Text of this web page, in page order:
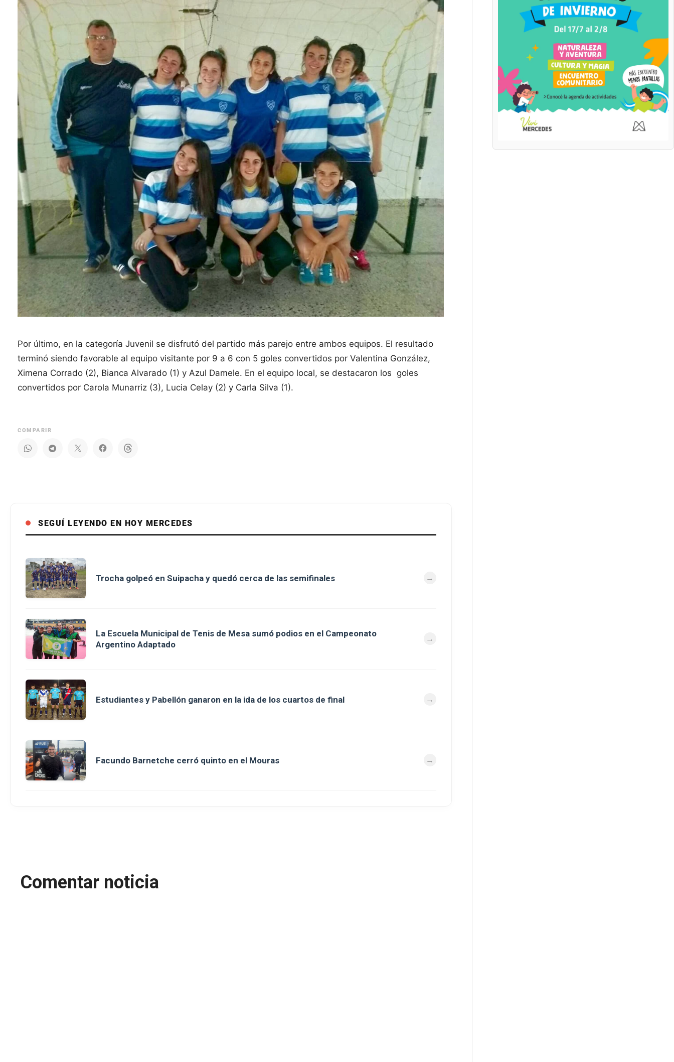
Por último, en la categoría Juvenil se disfrutó del partido más parejo entre ambos equipos. El resultado
terminó siendo favorable al equipo visitante por 9 a 6 con 5 goles convertidos por Valentina González,
Ximena Corrado (2), Bianca Alvarado (1) y Azul Damele. En el equipo local, se destacaron los goles
convertidos por Carola Munarriz (3), Lucia Celay (2) y Carla Silva (1).
COMPARIR
SEGUÍ LEYENDO EN HOY MERCEDES
Trocha golpeó en Suipacha y quedó cerca de las semifinales
La Escuela Municipal de Tenis de Mesa sumó podios en el Campeonato
Argentino Adaptado
Estudiantes y Pabellón ganaron en la ida de los cuartos de final
Facundo Barnetche cerró quinto en el Mouras
Comentar noticia